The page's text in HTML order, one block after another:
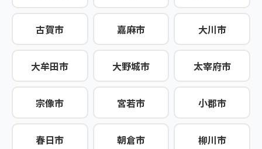
古賀市 嘉麻市 大川市
大牟田市 大野城市 太宰府市
宗像市 宮若市 小郡市
春日市 朝倉市 柳川市